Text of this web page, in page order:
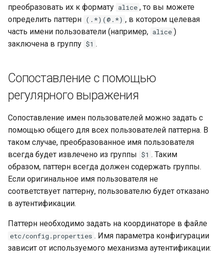
преобразовать их к формату alice , то вы можете
определить паттерн (.*)(@.*) , в котором целевая
часть имени пользователи (например, alice )
заключена в группу $1 .
Сопоставление с помощью
регулярного выражения
Сопоставление имен пользователей можно задать с
помощью общего для всех пользователей паттерна. В
таком случае, преобразованное имя пользователя
всегда будет извлечено из группы $1 . Таким
образом, паттерн всегда должен содержать группы.
Если оригинальное имя пользователя не
соответствует паттерну, пользователю будет отказано
в аутентификации.
Паттерн необходимо задать на координаторе в файле
etc/config.properties . Имя параметра конфигурации
зависит от используемого механизма аутентификации: